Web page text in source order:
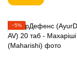
−5%